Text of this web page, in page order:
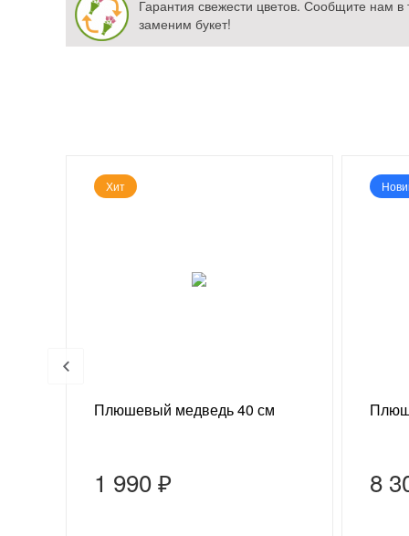
Гарантия свежести цветов. Сообщите нам
заменим букет!
Хит
Плюшевый медведь 40 см
1 990 ₽ 8